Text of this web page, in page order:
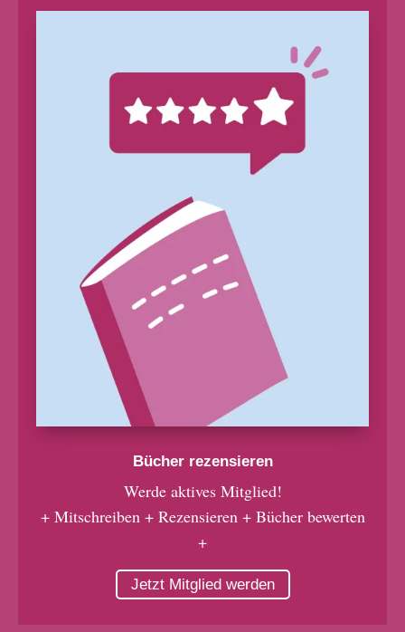
Bücher rezensieren
Werde aktives Mitglied!
+ Mitschreiben + Rezensieren + Bücher bewerten
+
Jetzt Mitglied werden